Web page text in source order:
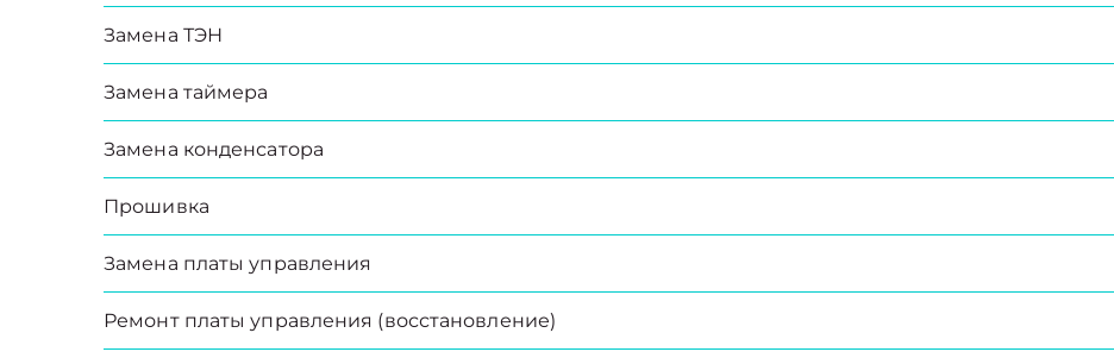
Замена ТЭН
Замена таймера
Замена конденсатора
Прошивка
Замена платы управления
Ремонт платы управления (восстановление)